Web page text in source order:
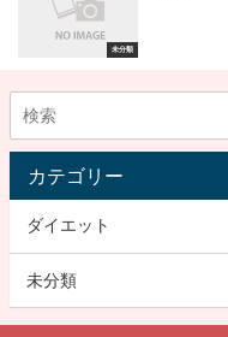
未分類
カテゴリー
ダイエット
未分類